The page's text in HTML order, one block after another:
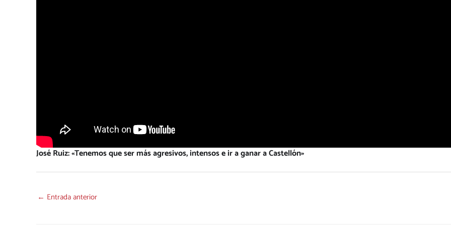
José Ruiz: «Tenemos que ser más agresivos, intensos e ir a ganar a Castellón»
← Entrada anterior